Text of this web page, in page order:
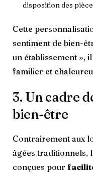
disposition des
Cette
sentiment de bien-
un établissement »,
familier et
3. Un cadre
bien-être
Contrairement aux
âgées traditionnels,
conçues pour